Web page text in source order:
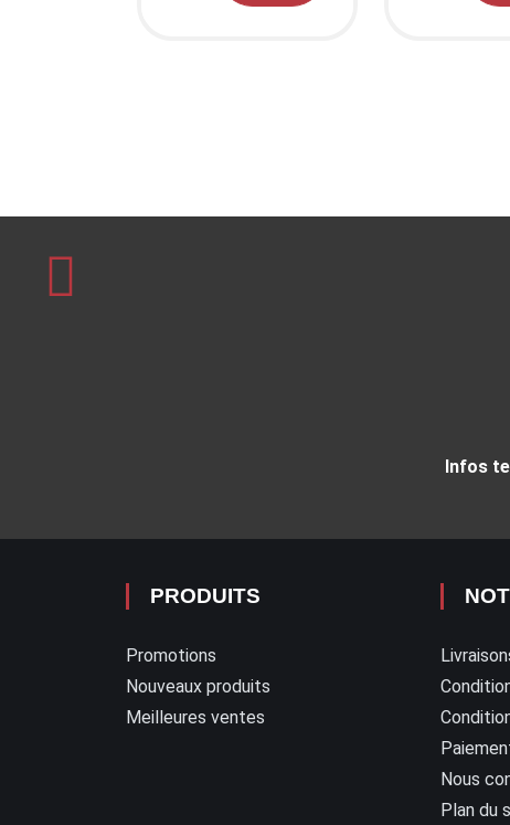
Infos
PRODUITS
Promotions
Nouveaux produits
Meilleures ventes
Nous
Plan du